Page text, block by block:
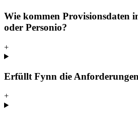
Wie kommen Provisionsdaten
oder Personio?
+
Erfüllt Fynn die
+